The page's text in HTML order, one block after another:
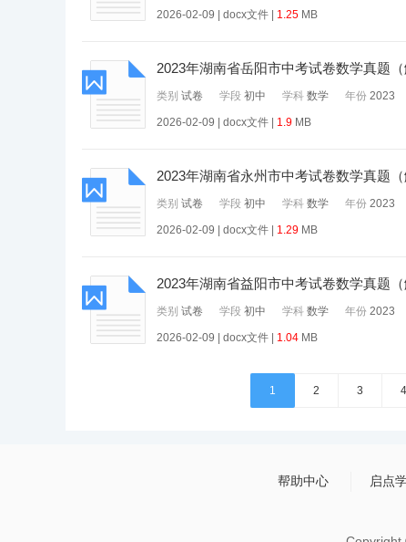
2026-02-09 | docx文件 | 1.25 MB
2023年湖南省岳阳市中考试卷数学真题（
类别 试卷 学段 初中 学科 数学 年份 2023
2026-02-09 | docx文件 | 1.9 MB
2023年湖南省永州市中考试卷数学真题（
类别 试卷 学段 初中 学科 数学 年份 2023
2026-02-09 | docx文件 | 1.29 MB
2023年湖南省益阳市中考试卷数学真题（
类别 试卷 学段 初中 学科 数学 年份 2023
2026-02-09 | docx文件 | 1.04 MB
1 2 3 4
帮助中心 启点